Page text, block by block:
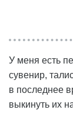
У меня есть
сувенир,
в последнее
выкинуть их